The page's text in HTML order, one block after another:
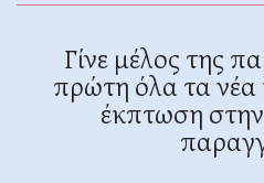
Γίνε μέλος της
πρώτη όλα τα νέα
έκπτωση